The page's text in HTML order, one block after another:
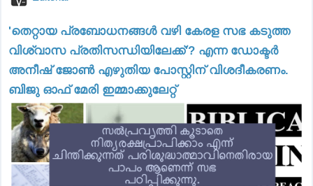
'തെറ്റായ പ്രബോധനങ്ങൾ വഴി കേരള സഭ കടുത്ത
വിശ്വാസ പ്രതിസന്ധിയിലേക്ക്'? എന്ന ഡോക്ടർ
അനീഷ് ജോൺ എഴുതിയ പോസ്റ്റിന് വിശദീകരണം.
ബിജു ഓഫ് മേരി ഇമ്മാക്കുലേറ്റ്